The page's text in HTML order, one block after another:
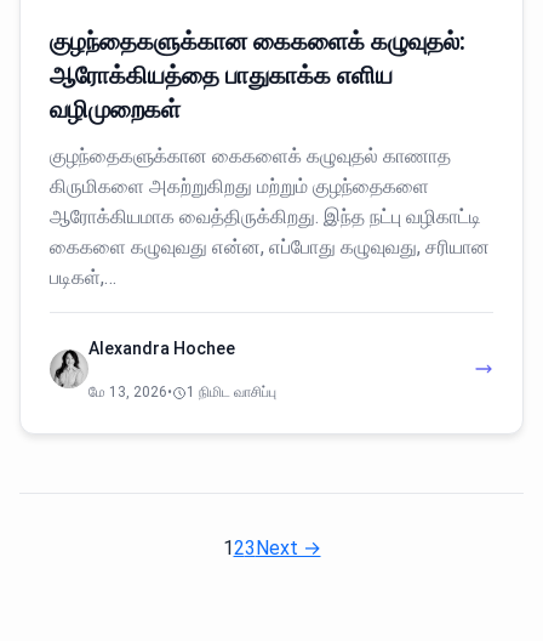
குழந்தைகளுக்கான கைகளைக் கழுவுதல்:
ஆரோக்கியத்தை பாதுகாக்க எளிய
வழிமுறைகள்
குழந்தைகளுக்கான கைகளைக் கழுவுதல் காணாத
கிருமிகளை அகற்றுகிறது மற்றும் குழந்தைகளை
ஆரோக்கியமாக வைத்திருக்கிறது. இந்த நட்பு வழிகாட்டி
கைகளை கழுவுவது என்ன, எப்போது கழுவுவது, சரியான
படிகள்,…
Alexandra Hochee
மே 13, 2026• 1 நிமிட வாசிப்பு
123Next →